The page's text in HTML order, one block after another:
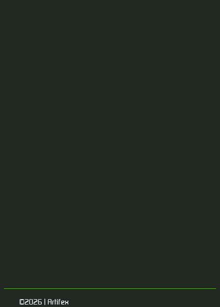
©2026 | Artifex